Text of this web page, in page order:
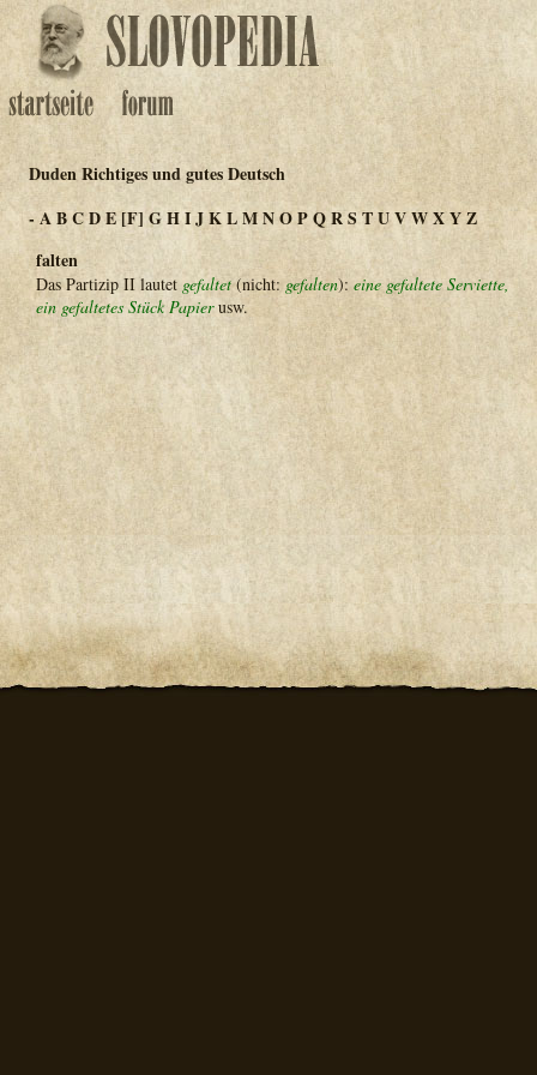
Duden Richtiges und gutes Deutsch
-ABCDE [F] GHIJKLMNOPQRSTUVWXYZ
falten
Das Partizip II lautet gefaltet(nicht: gefalten): eine gefaltete Serviette,
ein gefaltetes Stück Papierusw.